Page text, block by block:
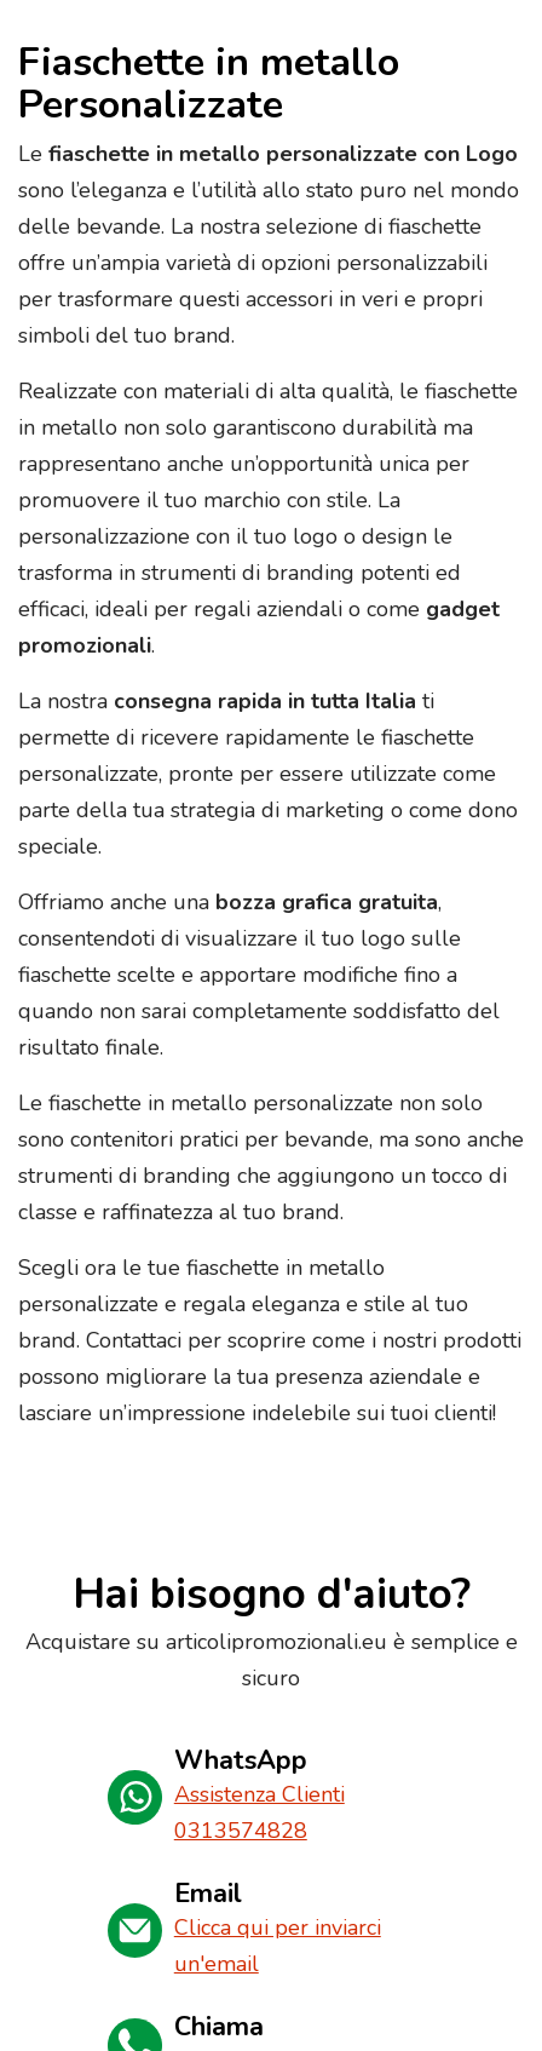
Fiaschette in metallo
Personalizzate
Le fiaschette in metallo personalizzate con Logo
sono l’eleganza e l’utilità allo stato puro nel mondo
delle bevande. La nostra selezione di fiaschette
offre un’ampia varietà di opzioni personalizzabili
per trasformare questi accessori in veri e propri
simboli del tuo brand.
Realizzate con materiali di alta qualità, le fiaschette
in metallo non solo garantiscono durabilità ma
rappresentano anche un’opportunità unica per
promuovere il tuo marchio con stile. La
personalizzazione con il tuo logo o design le
trasforma in strumenti di branding potenti ed
efficaci, ideali per regali aziendali o come gadget
promozionali.
La nostra consegna rapida in tutta Italia ti
permette di ricevere rapidamente le fiaschette
personalizzate, pronte per essere utilizzate come
parte della tua strategia di marketing o come dono
speciale.
Offriamo anche una bozza grafica gratuita,
consentendoti di visualizzare il tuo logo sulle
fiaschette scelte e apportare modifiche fino a
quando non sarai completamente soddisfatto del
risultato finale.
Le fiaschette in metallo personalizzate non solo
sono contenitori pratici per bevande, ma sono anche
strumenti di branding che aggiungono un tocco di
classe e raffinatezza al tuo brand.
Scegli ora le tue fiaschette in metallo
personalizzate e regala eleganza e stile al tuo
brand. Contattaci per scoprire come i nostri prodotti
possono migliorare la tua presenza aziendale e
lasciare un’impressione indelebile sui tuoi clienti!
Hai bisogno d'aiuto?
Acquistare su articolipromozionali.eu è semplice e
sicuro
WhatsApp
Assistenza Clienti
0313574828
Email
Clicca qui per inviarci
un'email
Chiama